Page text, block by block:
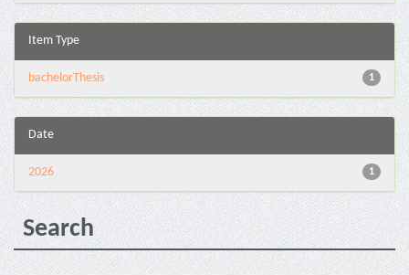
Item Type
1
bachelorThesis
Date
1
2026
Search